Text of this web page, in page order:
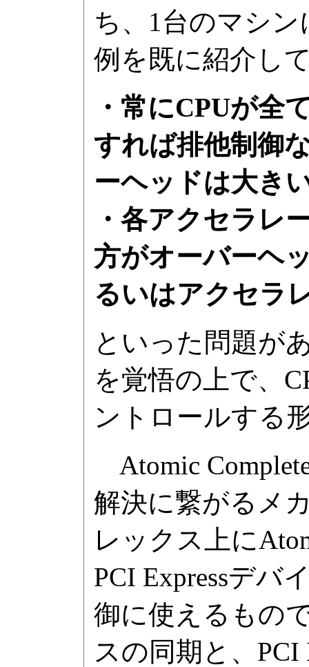
ち、1台のマシン
例を既に紹介し
・常にCPUが全
すれば排他制御
ーヘッドは大き
・各アクセラレ
方がオーバーヘ
るいはアクセラ
といった問題が
を覚悟の上で、
ントロールする
Atomic
解決に繋がるメ
レックス上に
PCI Expressデバ
御に使えるもの
スの同期と、